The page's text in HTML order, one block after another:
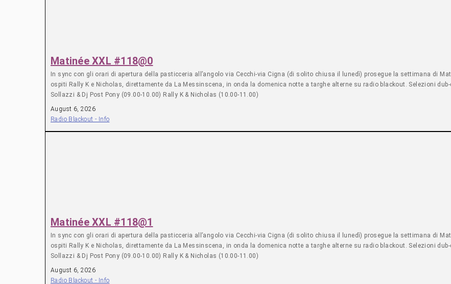
Matinée XXL #118@0
In sync con gli orari di apertura della pasticceria all’angolo via Cecchi-via Cigna (di solito chiusa il lunedì) prosegue la settimana di
ospiti Rally K e Nicholas, direttamente da La Messinscena, in onda la domenica notte a targhe alterne su radio blackout. Selezioni
Sollazzi & Dj Post Pony (09.00-10.00) Rally K & Nicholas (10.00-11.00)
August 6, 2026
Radio Blackout - Info
Matinée XXL #118@1
In sync con gli orari di apertura della pasticceria all’angolo via Cecchi-via Cigna (di solito chiusa il lunedì) prosegue la settimana di
ospiti Rally K e Nicholas, direttamente da La Messinscena, in onda la domenica notte a targhe alterne su radio blackout. Selezioni
Sollazzi & Dj Post Pony (09.00-10.00) Rally K & Nicholas (10.00-11.00)
August 6, 2026
Radio Blackout - Info